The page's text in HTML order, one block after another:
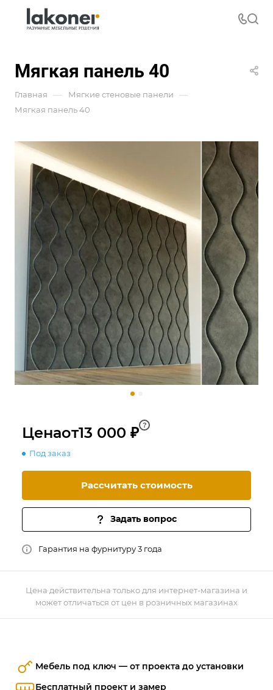
Мягкая панель 40
Главная — Мягкие стеновые панели —
Мягкая панель 40
Мебель под ключ — от проекта до установки
Бесплатный проект и замер
Цена действительна только для интернет-магазина и
может отличаться от цен в розничных магазинах
Ценаот13 000 ₽ ?
Под заказ
Рассчитать стоимость
Задать вопрос
Гарантия на фурнитуру 3 года